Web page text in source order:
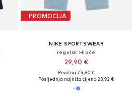
PROMOCIJA
NIKE SPORTSWEAR
regular Hlače
29,90 €
Prvotno: 74,90 €
Posljednja najniža cijena:23,92 €